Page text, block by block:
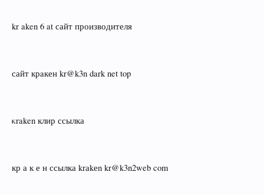
kr aken 6 at сайт производителя
сайт крaкен kr@k3n dark net top
κraken клир ссылка
кр а к е н ссылка krаkеn kr@k3n2web com